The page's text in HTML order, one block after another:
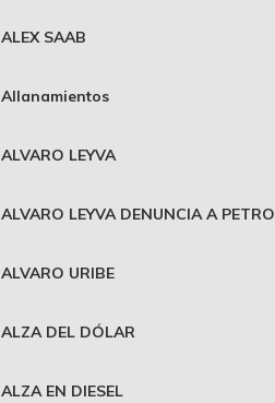
ALEX SAAB
Allanamientos
ALVARO LEYVA
ALVARO LEYVA DENUNCIA A PETRO
ALVARO URIBE
ALZA DEL DÓLAR
ALZA EN DIESEL